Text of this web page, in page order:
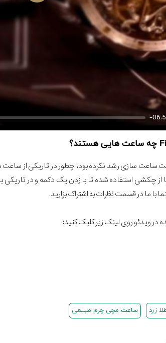
-
چکشی استفاده شده تا با زدن یک دکمه و در
ویدئو روی لینک زیر کلیک کنید:
زرد ساعت مچی چرم طبیعی